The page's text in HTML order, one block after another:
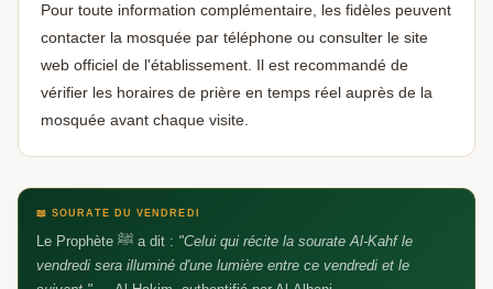
Pour toute information complémentaire, les fidèles peuvent
contacter la mosquée par téléphone ou consulter le site
web officiel de l'établissement. Il est recommandé de
vérifier les horaires de prière en temps réel auprès de la
mosquée avant chaque visite.
📖 SOURATE DU VENDREDI
Le Prophète ﷺ a dit : "Celui qui récite la sourate Al-Kahf le
vendredi sera illuminé d'une lumière entre ce vendredi et le